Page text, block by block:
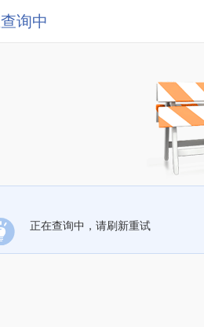
询中
正在查询中，请刷新重试